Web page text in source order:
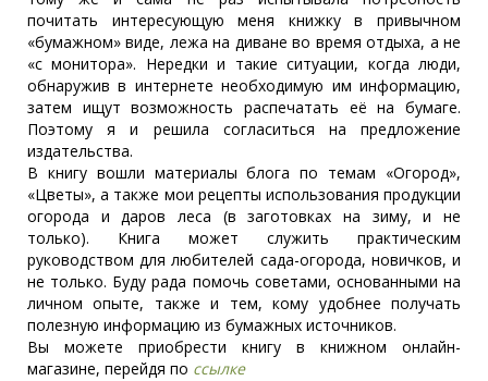
почитать интересующую меня книжку в привычном
«бумажном» виде, лежа на диване во время отдыха, а не
«с монитора». Нередки и такие ситуации, когда люди,
обнаружив в интернете необходимую им информацию,
затем ищут возможность распечатать её на бумаге.
Поэтому я и решила согласиться на предложение
издательства.
В книгу вошли материалы блога по темам «Огород»,
«Цветы», а также мои рецепты использования продукции
огорода и даров леса (в заготовках на зиму, и не
только). Книга может служить практическим
руководством для любителей сада-огорода, новичков, и
не только. Буду рада помочь советами, основанными на
личном опыте, также и тем, кому удобнее получать
полезную информацию из бумажных источников.
Вы можете приобрести книгу в книжном онлайн-
магазине, перейдя по ссылке